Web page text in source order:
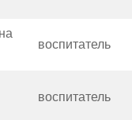
воспитатель
воспитатель